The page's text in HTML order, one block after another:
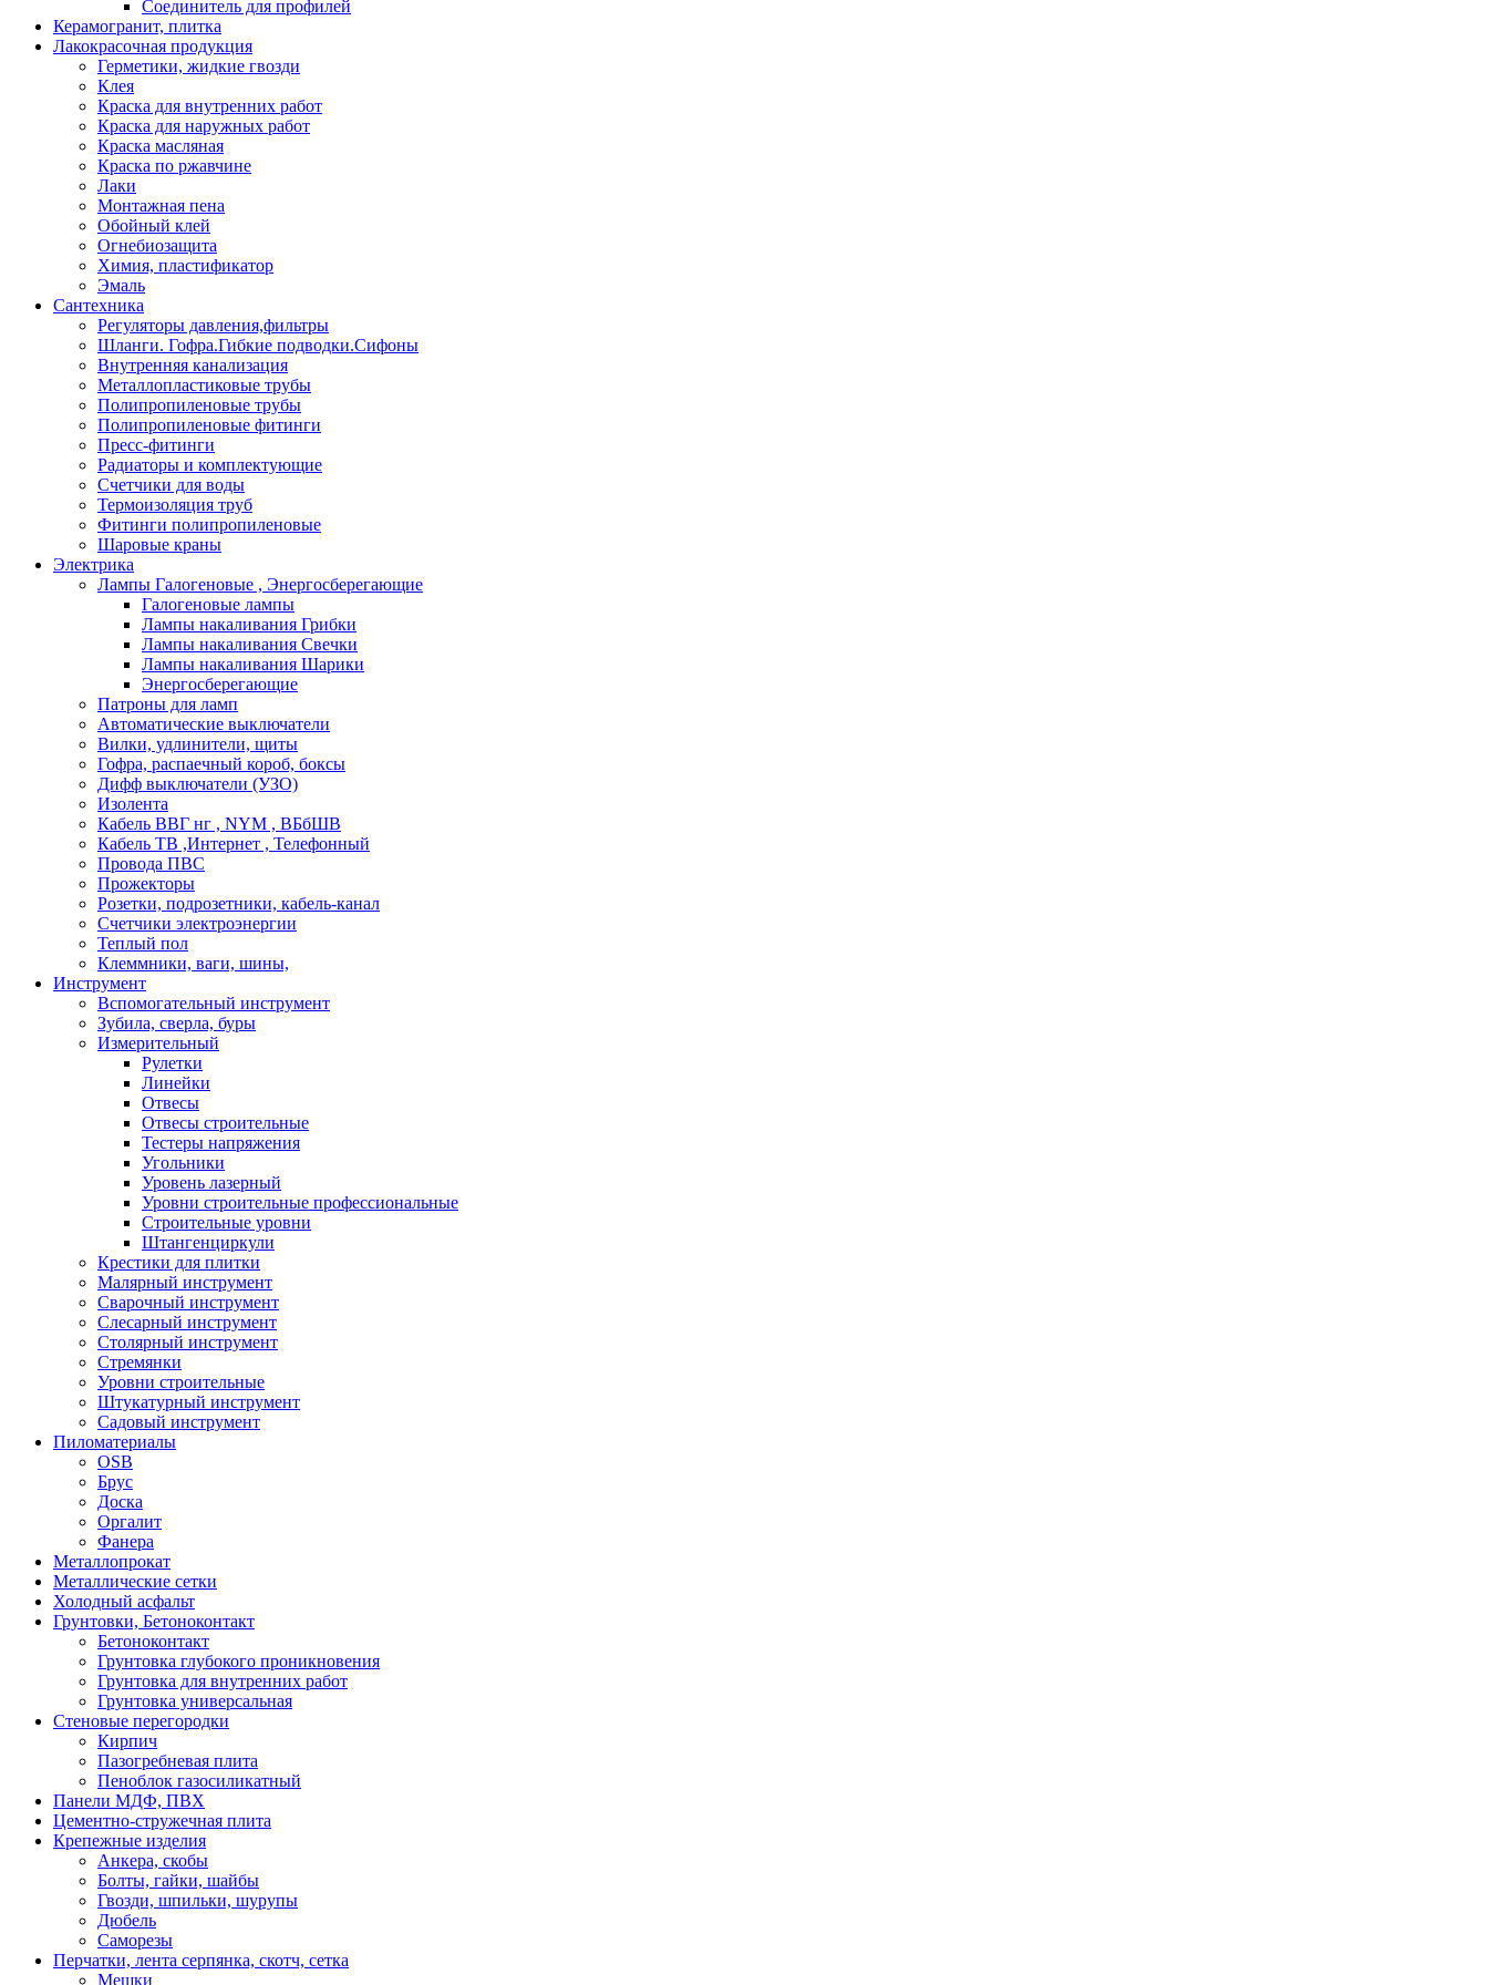
Соединитель для профилей
Керамогранит, плитка
Лакокрасочная продукция
Герметики, жидкие гвозди
Клея
Краска для внутренних работ
Краска для наружных работ
Краска масляная
Краска по ржавчине
Лаки
Монтажная пена
Обойный клей
Огнебиозащита
Химия, пластификатор
Эмаль
Сантехника
Регуляторы давления,фильтры
Шланги. Гофра.Гибкие подводки.Сифоны
Внутренняя канализация
Металлопластиковые трубы
Полипропиленовые трубы
Полипропиленовые фитинги
Пресс-фитинги
Радиаторы и комплектующие
Счетчики для воды
Термоизоляция труб
Фитинги полипропиленовые
Шаровые краны
Электрика
Лампы Галогеновые , Энергосберегающие
Галогеновые лампы
Лампы накаливания Грибки
Лампы накаливания Свечки
Лампы накаливания Шарики
Энергосберегающие
Патроны для ламп
Автоматические выключатели
Вилки, удлинители, щиты
Гофра, распаечный короб, боксы
Дифф выключатели (УЗО)
Изолента
Кабель ВВГ нг , NYM , ВБбШВ
Кабель ТВ ,Интернет , Телефонный
Провода ПВС
Прожекторы
Розетки, подрозетники, кабель-канал
Счетчики электроэнергии
Теплый пол
Клеммники, ваги, шины,
Инструмент
Вспомогательный инструмент
Зубила, сверла, буры
Измерительный
Рулетки
Линейки
Отвесы
Отвесы строительные
Тестеры напряжения
Угольники
Уровень лазерный
Уровни строительные профессиональные
Строительные уровни
Штангенциркули
Крестики для плитки
Малярный инструмент
Сварочный инструмент
Слесарный инструмент
Столярный инструмент
Стремянки
Уровни строительные
Штукатурный инструмент
Садовый инструмент
Пиломатериалы
OSB
Брус
Доска
Оргалит
Фанера
Металлопрокат
Металлические сетки
Холодный асфальт
Грунтовки, Бетоноконтакт
Бетоноконтакт
Грунтовка глубокого проникновения
Грунтовка для внутренних работ
Грунтовка универсальная
Стеновые перегородки
Кирпич
Пазогребневая плита
Пеноблок газосиликатный
Панели МДФ, ПВХ
Цементно-стружечная плита
Крепежные изделия
Анкера, скобы
Болты, гайки, шайбы
Гвозди, шпильки, шурупы
Дюбель
Саморезы
Перчатки, лента серпянка, скотч, сетка
Мешки